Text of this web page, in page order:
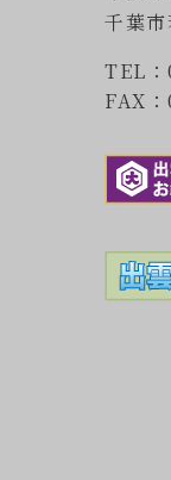
千葉
TEL
FAX